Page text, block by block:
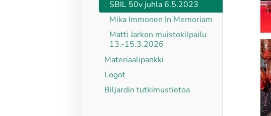
SBIL 50v juhla 6.5.2023
Mika Immonen In Memoriam
Matti Jarkon muistokilpailu
13.-15.3.2026
Materiaalipankki
Logot
Biljardin tutkimustietoa